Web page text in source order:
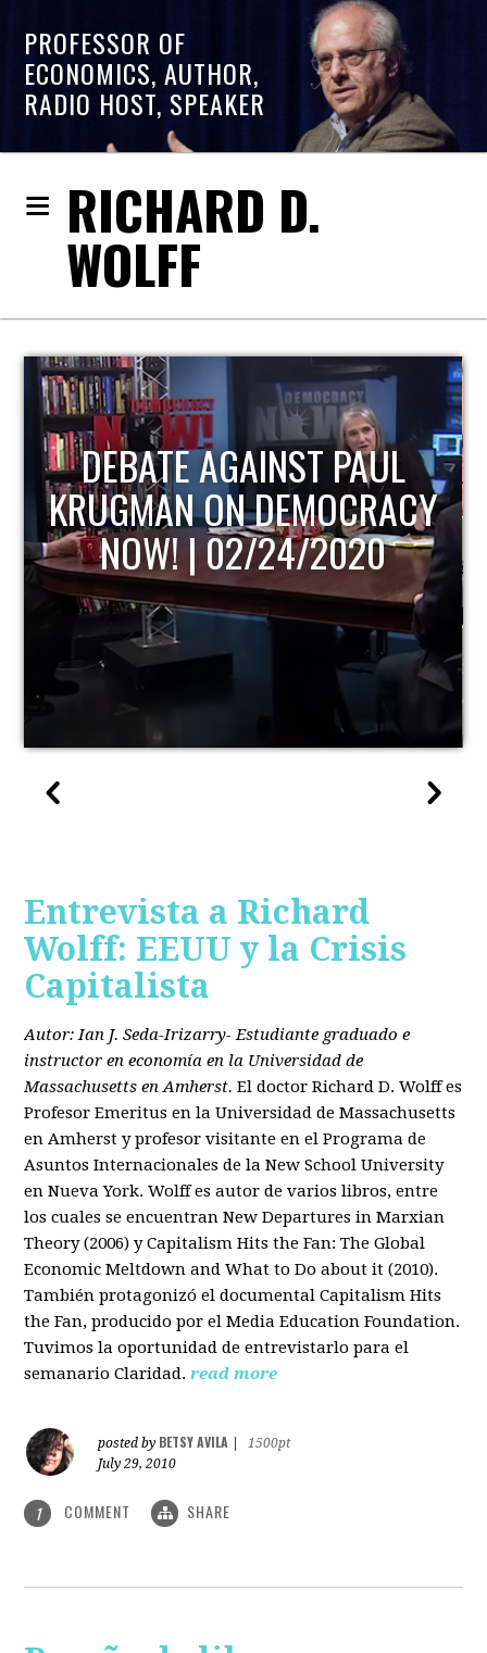
PROFESSOR OF
ECONOMICS, AUTHOR,
RADIO HOST, SPEAKER
RICHARD D.
WOLFF
DEBATE AGAINST PAUL
KRUGMAN ON DEMOCRACY
NOW! | 02/24/2020
Entrevista a Richard
Wolff: EEUU y la Crisis
Capitalista
Autor: Ian J. Seda-Irizarry- Estudiante graduado e
instructor en economía en la Universidad de
Massachusetts en Amherst. El doctor Richard D. Wolff es
Profesor Emeritus en la Universidad de Massachusetts
en Amherst y profesor visitante en el Programa de
Asuntos Internacionales de la New School University
en Nueva York. Wolff es autor de varios libros, entre
los cuales se encuentran New Departures in Marxian
Theory (2006) y Capitalism Hits the Fan: The Global
Economic Meltdown and What to Do about it (2010).
También protagonizó el documental Capitalism Hits
the Fan, producido por el Media Education Foundation.
Tuvimos la oportunidad de entrevistarlo para el
semanario Claridad. read more
posted by BETSY AVILA
1500pt
July 29, 2010
1 COMMENT SHARE